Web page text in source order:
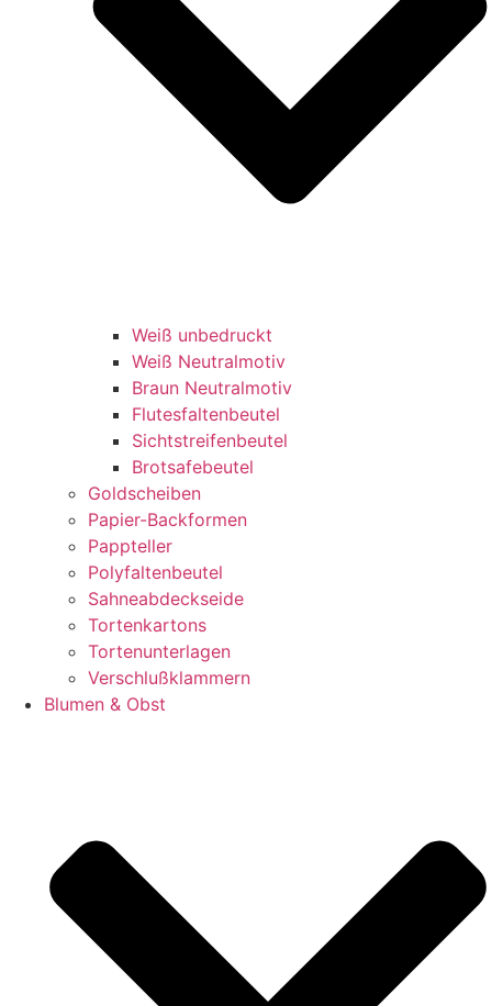
Weiß unbedruckt
Weiß Neutralmotiv
Braun Neutralmotiv
Flutesfaltenbeutel
Sichtstreifenbeutel
Brotsafebeutel
Goldscheiben
Papier-Backformen
Pappteller
Polyfaltenbeutel
Sahneabdeckseide
Tortenkartons
Tortenunterlagen
Verschlußklammern
Blumen & Obst